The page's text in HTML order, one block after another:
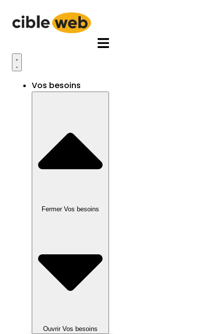
contenu
Vos besoins
Fermer Vos besoins
Ouvrir Vos besoins